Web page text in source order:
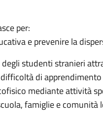
per:
e prevenire la
studenti stranieri
di
mediante attività
famiglie e comunità